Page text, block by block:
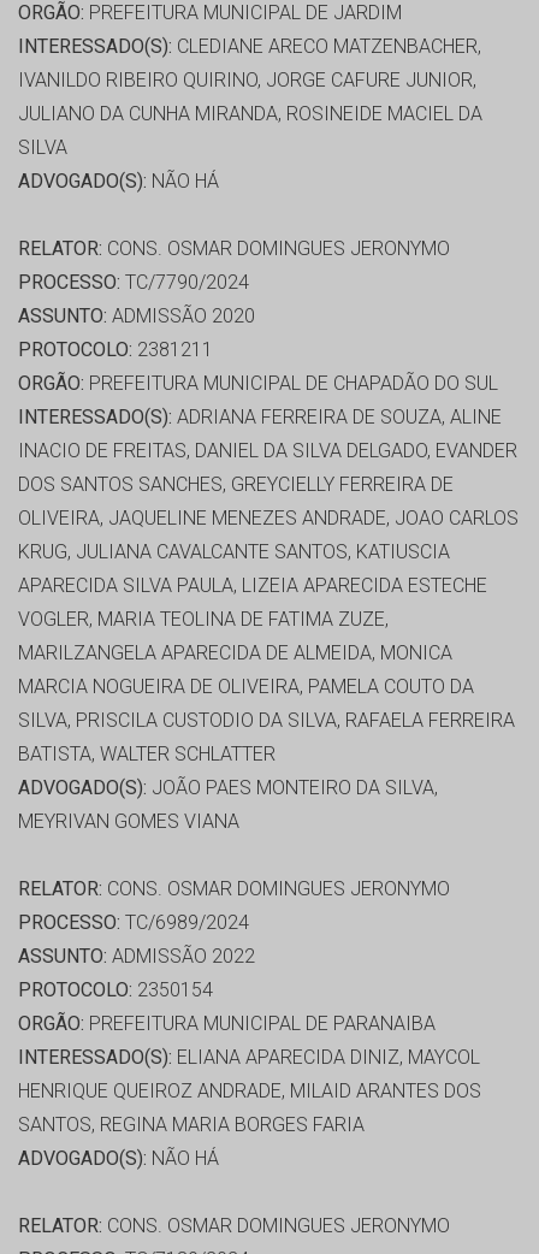
ORGÃO: PREFEITURA MUNICIPAL DE JARDIM
INTERESSADO(S): CLEDIANE ARECO MATZENBACHER,
IVANILDO RIBEIRO QUIRINO, JORGE CAFURE JUNIOR,
JULIANO DA CUNHA MIRANDA, ROSINEIDE MACIEL DA
SILVA
ADVOGADO(S): NÃO HÁ
RELATOR: CONS. OSMAR DOMINGUES JERONYMO
PROCESSO: TC/7790/2024
ASSUNTO: ADMISSÃO 2020
PROTOCOLO: 2381211
ORGÃO: PREFEITURA MUNICIPAL DE CHAPADÃO DO SUL
INTERESSADO(S): ADRIANA FERREIRA DE SOUZA, ALINE
INACIO DE FREITAS, DANIEL DA SILVA DELGADO, EVANDER
DOS SANTOS SANCHES, GREYCIELLY FERREIRA DE
OLIVEIRA, JAQUELINE MENEZES ANDRADE, JOAO CARLOS
KRUG, JULIANA CAVALCANTE SANTOS, KATIUSCIA
APARECIDA SILVA PAULA, LIZEIA APARECIDA ESTECHE
VOGLER, MARIA TEOLINA DE FATIMA ZUZE,
MARILZANGELA APARECIDA DE ALMEIDA, MONICA
MARCIA NOGUEIRA DE OLIVEIRA, PAMELA COUTO DA
SILVA, PRISCILA CUSTODIO DA SILVA, RAFAELA FERREIRA
BATISTA, WALTER SCHLATTER
ADVOGADO(S): JOÃO PAES MONTEIRO DA SILVA,
MEYRIVAN GOMES VIANA
RELATOR: CONS. OSMAR DOMINGUES JERONYMO
PROCESSO: TC/6989/2024
ASSUNTO: ADMISSÃO 2022
PROTOCOLO: 2350154
ORGÃO: PREFEITURA MUNICIPAL DE PARANAIBA
INTERESSADO(S): ELIANA APARECIDA DINIZ, MAYCOL
HENRIQUE QUEIROZ ANDRADE, MILAID ARANTES DOS
SANTOS, REGINA MARIA BORGES FARIA
ADVOGADO(S): NÃO HÁ
RELATOR: CONS. OSMAR DOMINGUES JERONYMO